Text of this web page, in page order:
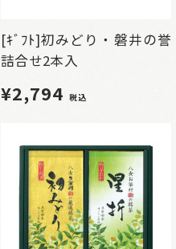
[ｷﾞﾌﾄ]初みどり・磐井の誉
詰合せ2本入
¥2,794 税込